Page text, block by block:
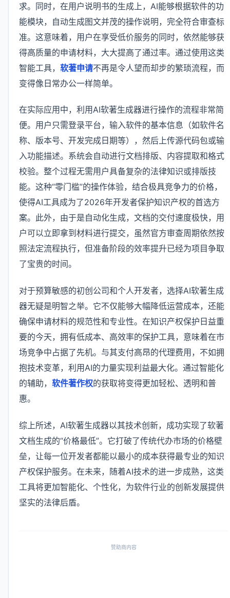
求。同时，在用户说明书的生成上，AI能够根据软件的功
能模块，自动生成图文并茂的操作说明，完全符合审查标
准。这意味着，用户在享受低价服务的同时，依然能够获
得高质量的申请材料，大大提高了通过率。通过使用这类
智能工具， 软著申请不再是令人望而却步的繁琐流程，而
变得像日常办公一样简单。
在实际应用中，利用AI软著生成器进行操作的流程非常简
便。用户只需登录平台，输入软件的基本信息（如软件名
称、版本号、开发完成日期等），然后上传源代码包或输
入功能描述。系统会自动进行文档排版、内容提取和格式
校验。整个过程无需用户具备复杂的法律知识或排版技
能。这种“零门槛”的操作体验，结合极具竞争力的价格，
使得AI工具成为了2026年开发者保护知识产权的首选方
案。此外，由于是自动化生成，文档的交付速度极快，用
户可以立即拿到材料进行提交，虽然官方审查周期依然按
照法定流程执行，但准备阶段的效率提升已经为项目争取
了宝贵的时间。
对于预算敏感的初创公司和个人开发者，选择AI软著生成
器无疑是明智之举。它不仅能够大幅降低运营成本，还能
确保申请材料的规范性和专业性。在知识产权保护日益重
要的今天，拥有低成本、高效率的保护工具，意味着在市
场竞争中占据了先机。与其支付高昂的代理费用，不如拥
抱技术变革，利用AI的力量实现利益最大化。通过智能化
的辅助， 软件著作权的获取将变得更加轻松、透明和普
惠。
综上所述，AI软著生成器以其技术创新，成功实现了软著
文档生成的“价格最低”。它打破了传统代办市场的价格壁
垒，让每一位开发者都能以最小的成本获得最专业的知识
产权保护服务。在未来，随着AI技术的进一步成熟，这类
工具将更加智能化、个性化，为软件行业的创新发展提供
坚实的法律后盾。
赞助商内容